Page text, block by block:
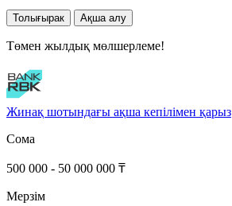
Толығырак Ақша алу
Төмен жылдық мөлшерлеме!
Жинақ шотындағы ақша кепілімен қарыз
Сома
500 000 - 50 000 000 ₸
Мерзім